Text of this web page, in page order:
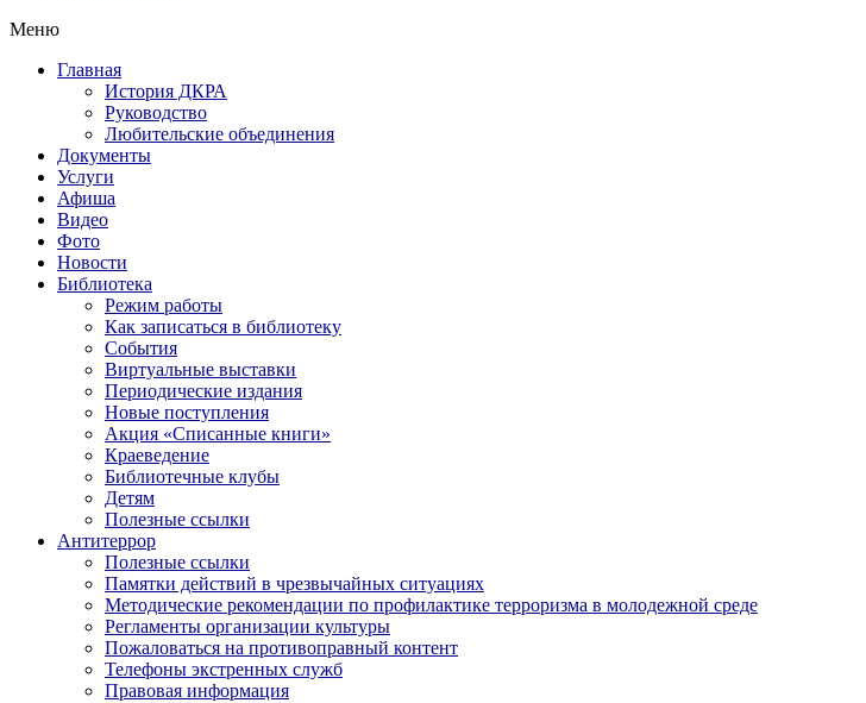
Меню
Главная
История ДКРА
Руководство
Любительские объединения
Документы
Услуги
Афиша
Видео
Фото
Новости
Библиотека
Режим работы
Как записаться в библиотеку
События
Виртуальные выставки
Периодические издания
Новые поступления
Акция «Списанные книги»
Краеведение
Библиотечные клубы
Детям
Полезные ссылки
Антитеррор
Полезные ссылки
Памятки действий в чрезвычайных ситуациях
Методические рекомендации по профилактике терроризма в молодежной среде
Регламенты организации культуры
Пожаловаться на противоправный контент
Телефоны экстренных служб
Правовая информация